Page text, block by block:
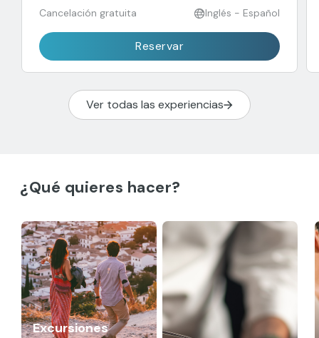
Cancelación gratuita Inglés - Español
Reservar
Ver todas las experiencias
¿Qué quieres hacer?
Excursiones